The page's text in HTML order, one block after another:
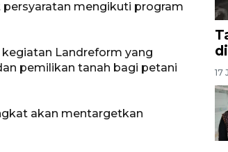
mengikuti program
Landreform yang
pemilikan tanah bagi petani
akan mentargetkan
17